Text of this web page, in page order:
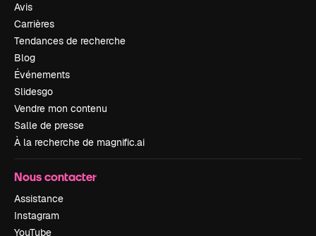
Avis
Carrières
Tendances de recherche
Blog
Événements
Slidesgo
Vendre mon contenu
Salle de presse
À la recherche de magnific.ai
Nous contacter
Assistance
Instagram
YouTube